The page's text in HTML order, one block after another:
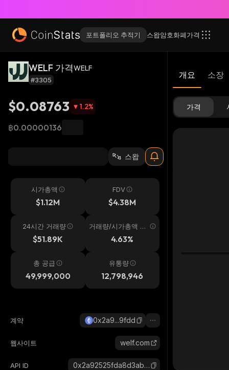
포트폴리오 추적기 스왑암호화폐가격
WELF 가격WELF
#3305
$0.08763 1.2%
฿0.00000136
스왑
시가총액
$1.12M
FDV
$4.38M
24시간 거래량
$51.89K
거래량/시가총액 24
4.63%
총 공급
49,999,000
유통량
12,798,946
계약 0x2a9...9fdd
웹사이트 welf.com
API ID 0x2a92525fda8d3ab481f8e2a913b64b64bd1c9fdd_ethereum
개요 소장
가격